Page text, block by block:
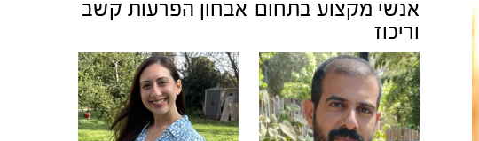
אנשי מקצוע בתחום אבחון הפרעות קשב
וריכוז